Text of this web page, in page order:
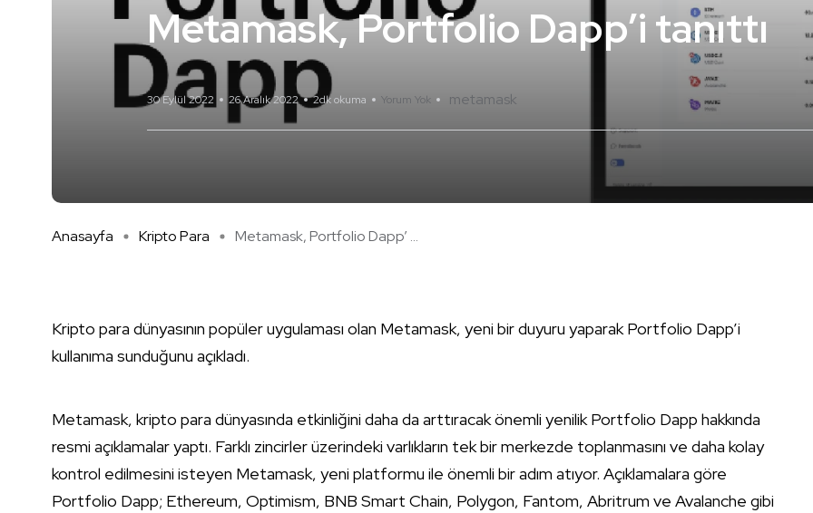
Metamask, Portfolio Dapp’i tanıttı
30 Eylül 2022 26 Aralık 2022 2dk okuma Yorum Yok metamask
Anasayfa Kripto Para Metamask, Portfolio Dapp’ ...
Kripto para dünyasının popüler uygulaması olan Metamask, yeni bir duyuru yaparak Portfolio Dapp’i
kullanıma sunduğunu açıkladı.
Metamask, kripto para dünyasında etkinliğini daha da arttıracak önemli yenilik Portfolio Dapp hakkında
resmi açıklamalar yaptı. Farklı zincirler üzerindeki varlıkların tek bir merkezde toplanmasını ve daha kolay
kontrol edilmesini isteyen Metamask, yeni platformu ile önemli bir adım atıyor. Açıklamalara göre
Portfolio Dapp; Ethereum, Optimism, BNB Smart Chain, Polygon, Fantom, Abritrum ve Avalanche gibi